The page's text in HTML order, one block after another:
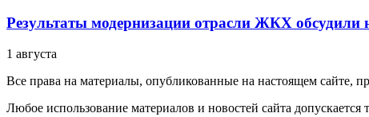
Результаты модернизации отрасли ЖКХ обсудили
1 августа
Все права на материалы, опубликованные на настоящем
Любое использование материалов и новостей сайта